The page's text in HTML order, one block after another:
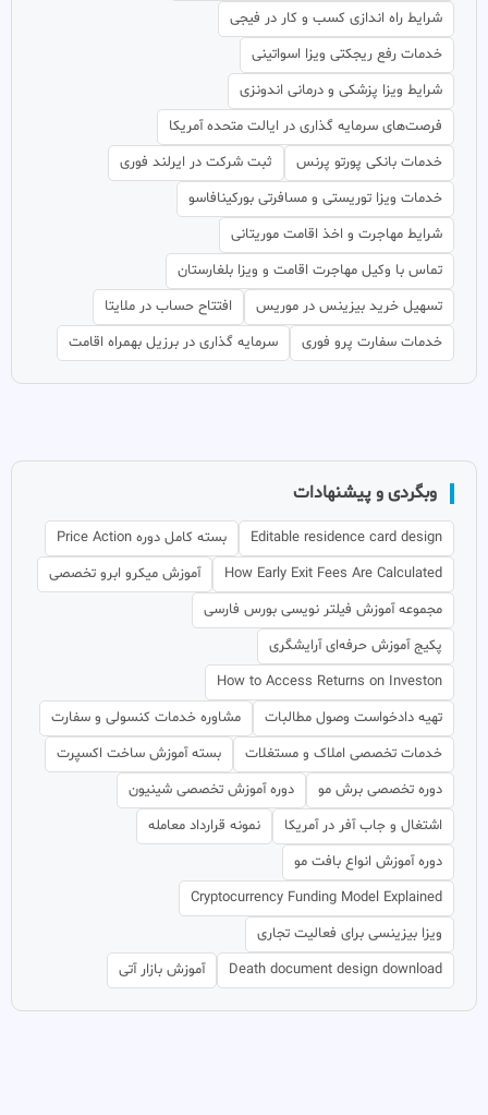
شرایط راه اندازی کسب و کار در فیجی
خدمات رفع ریجکتی ویزا اسواتینی
شرایط ویزا پزشکی و درمانی اندونزی
فرصت‌های سرمایه گذاری در ایالت متحده آمریکا
خدمات بانکی پورتو پرنس
ثبت شرکت در ایرلند فوری
خدمات ویزا توریستی و مسافرتی بورکینافاسو
شرایط مهاجرت و اخذ اقامت موریتانی
تماس با وکیل مهاجرت اقامت و ویزا بلغارستان
تسهیل خرید بیزینس در موریس
افتتاح حساب در ملایتا
خدمات سفارت پرو فوری
سرمایه گذاری در برزیل بهمراه اقامت
وبگردی و پیشنهادات
Editable residence card design
بسته کامل دوره Price Action
How Early Exit Fees Are Calculated
آموزش میکرو ابرو تخصصی
مجموعه آموزش فیلتر نویسی بورس فارسی
پکیج آموزش حرفه‌ای آرایشگری
How to Access Returns on Investon
تهیه دادخواست وصول مطالبات
مشاوره خدمات کنسولی و سفارت
خدمات تخصصی املاک و مستغلات
بسته آموزش ساخت اکسپرت
دوره تخصصی برش مو
دوره آموزش تخصصی شینیون
اشتغال و جاب آفر در آمریکا
نمونه قرارداد معامله
دوره آموزش انواع بافت مو
Cryptocurrency Funding Model Explained
ویزا بیزینسی برای فعالیت تجاری
Death document design download
آموزش بازار آتی